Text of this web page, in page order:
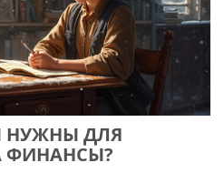
НУЖНЫ ДЛЯ
ФИНАНСЫ?